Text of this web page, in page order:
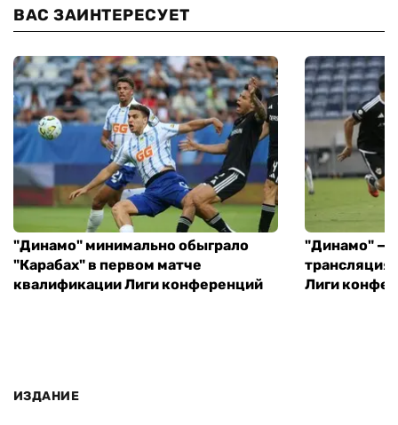
ВАС ЗАИНТЕРЕСУЕТ
"Динамо" минимально обыграло
"Карабах" в первом матче
квалификации Лиги конференций
"Динамо" —
трансляция
Лиги
ИЗДАНИЕ